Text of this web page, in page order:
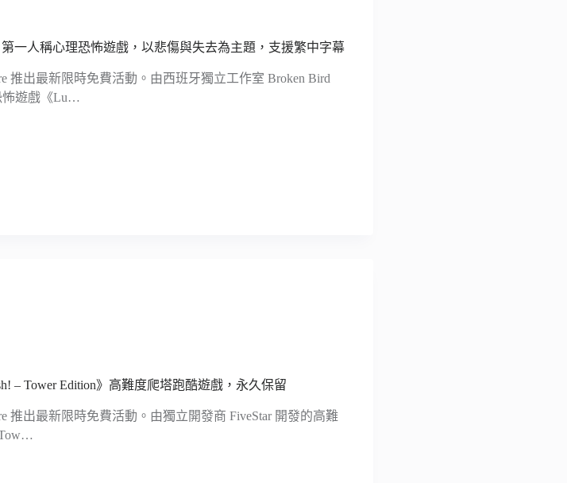
第一人稱心理恐怖遊戲，以悲傷與失去為主題，支援繁中字幕
推出最新限時免費活動。由西班牙獨立工作室 Broken Bird
怖遊戲《Lu…
– Tower Edition》高難度爬塔跑酷遊戲，永久保留
推出最新限時免費活動。由獨立開發商 FiveStar 開發的高難